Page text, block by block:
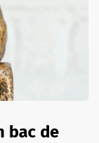
bac de